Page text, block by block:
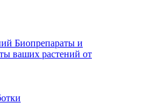
Биопрепараты и
ваших растений от